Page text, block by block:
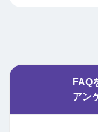
FAQ
アン